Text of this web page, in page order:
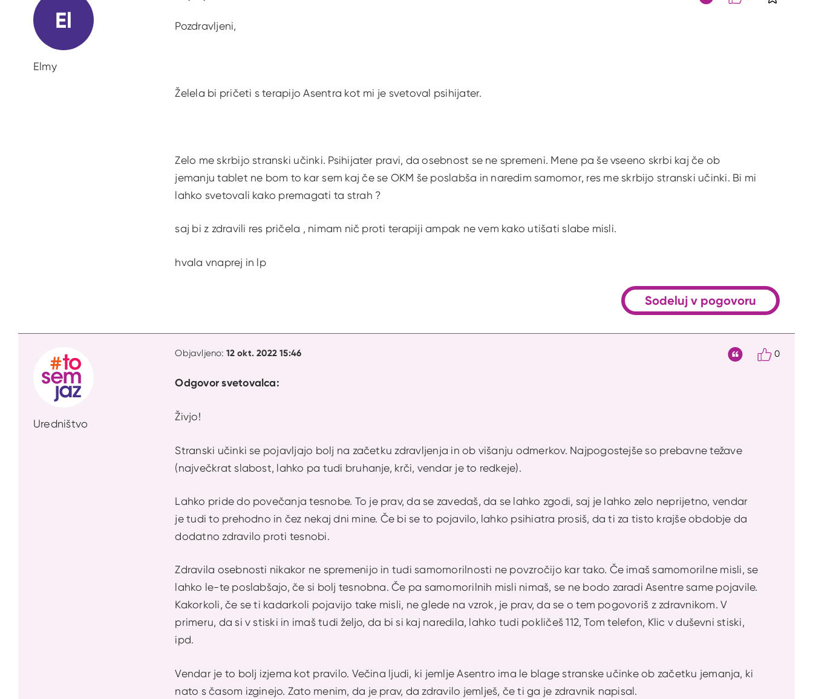
El
Elmy
Pozdravljeni,
Želela bi pričeti s terapijo Asentra kot mi je svetoval psihijater.
Zelo me skrbijo stranski učinki. Psihijater pravi, da osebnost se ne spremeni. Mene pa še vseeno skrbi kaj če ob
jemanju tablet ne bom to kar sem kaj če se OKM še poslabša in naredim samomor, res me skrbijo stranski učinki. Bi mi
lahko svetovali kako premagati ta strah ?
saj bi z zdravili res pričela , nimam nič proti terapiji ampak ne vem kako utišati slabe misli.
hvala vnaprej in lp
Sodeluj v pogovoru
Uredništvo
Objavljeno: 12 okt. 2022 15:46
Odgovor svetovalca:
Živjo!
Stranski učinki se pojavljajo bolj na začetku zdravljenja in ob višanju odmerkov. Najpogostejše so prebavne težave
(največkrat slabost, lahko pa tudi bruhanje, krči, vendar je to redkeje).
Lahko pride do povečanja tesnobe. To je prav, da se zavedaš, da se lahko zgodi, saj je lahko zelo neprijetno, vendar
je tudi to prehodno in čez nekaj dni mine. Če bi se to pojavilo, lahko psihiatra prosiš, da ti za tisto krajše obdobje da
dodatno zdravilo proti tesnobi.
Zdravila osebnosti nikakor ne spremenijo in tudi samomorilnosti ne povzročijo kar tako. Če imaš samomorilne misli, se
lahko le-te poslabšajo, če si bolj tesnobna. Če pa samomorilnih misli nimaš, se ne bodo zaradi Asentre same pojavile.
Kakorkoli, če se ti kadarkoli pojavijo take misli, ne glede na vzrok, je prav, da se o tem pogovoriš z zdravnikom. V
primeru, da si v stiski in imaš tudi željo, da bi si kaj naredila, lahko tudi pokličeš 112, Tom telefon, Klic v duševni stiski,
ipd.
Vendar je to bolj izjema kot pravilo. Večina ljudi, ki jemlje Asentro ima le blage stranske učinke ob začetku jemanja, ki
nato s časom izginejo. Zato menim, da je prav, da zdravilo jemlješ, če ti ga je zdravnik napisal.
0